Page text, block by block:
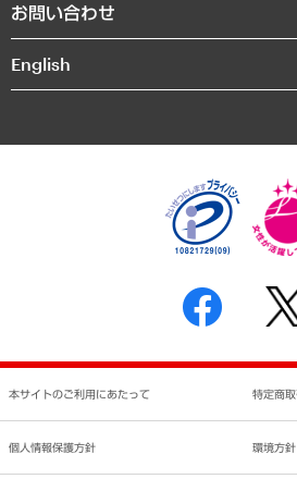
インドネシア現地法人
個人情報保護方針
反社会的勢力に対する基本方針
書面による個人情報の開示等の請求の手続きに
お問い合わせ
English
本サイトのご利用にあたって 特定商
個人情報保護方針 環境方針